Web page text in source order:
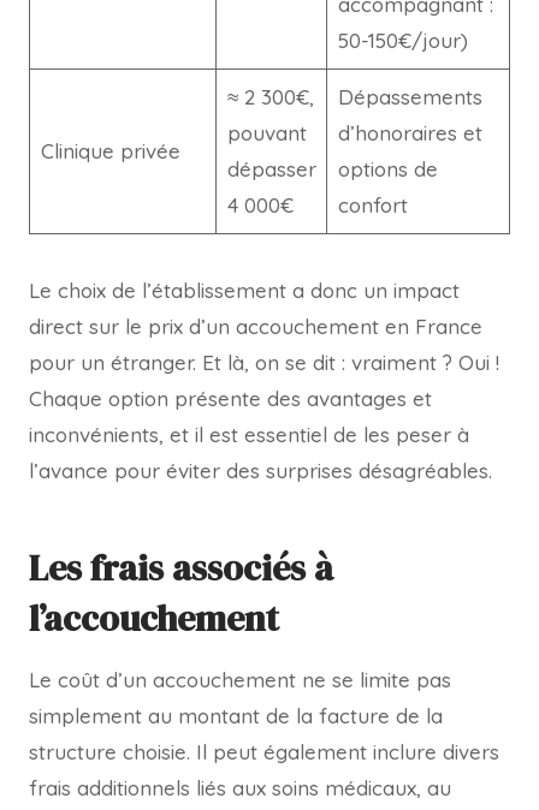
50-150€/jour)
Clinique privée
≈ 2 300€,
pouvant
dépasser
4 000€
Dépassements
d’honoraires et
options de
confort
Le choix de l’établissement a donc un impact
direct sur le prix d’un accouchement en France
pour un étranger. Et là, on se dit : vraiment ? Oui !
Chaque option présente des avantages et
inconvénients, et il est essentiel de les peser à
l’avance pour éviter des surprises désagréables.
Les frais associés à
l’accouchement
Le coût d’un accouchement ne se limite pas
simplement au montant de la facture de la
structure choisie. Il peut également inclure divers
frais additionnels liés aux soins médicaux, au